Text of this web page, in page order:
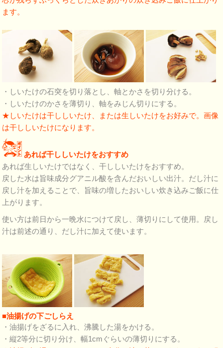
ます。
・しいたけの石突を切り落とし、軸とかさを切り分ける。
・しいたけのかさを薄切り、軸をみじん切りにする。
★しいたけは干ししいたけ、または生しいたけをお好みで。画像
は干ししいたけになります。
あれば干ししいたけをおすすめ
あれば生しいたけではなく、干ししいたけをおすすめ。
戻した水は旨味成分グアニル酸を含んだおいしい出汁。だし汁に
戻し汁を加えることで、旨味の増したおいしい炊き込みご飯に仕
上がります。
使い方は前日から一晩水につけて戻し、薄切りにして使用。戻し
汁は前述の通り、だし汁に加えて使います。
■油揚げの下ごしらえ
・油揚げをざるに入れ、沸騰した湯をかける。
・縦2等分に切り分け、幅1cmぐらいの薄切りにする。